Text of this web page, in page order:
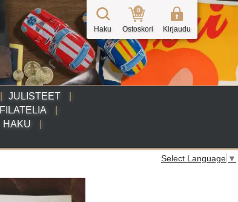
JULISTEET
FILATELIA
HAKU
Haku
0
Ostoskori Kirjaudu
Select Language ▼